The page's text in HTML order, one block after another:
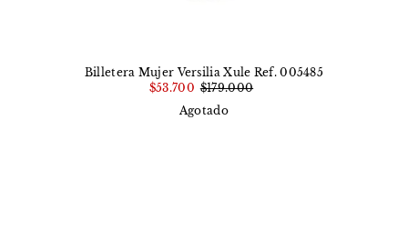
Billetera Mujer Versilia Xule Ref. 005485
$53.700 $179.000
Agotado